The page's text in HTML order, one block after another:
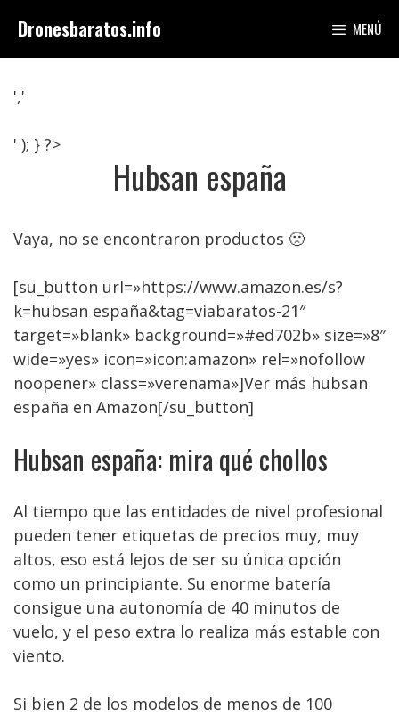
contenido
Dronesbaratos.info MENÚ
','
' ); } ?>
Hubsan españa
Vaya, no se encontraron productos 🙁
[su_button url=»https://www.amazon.es/s?
k=hubsan españa&tag=viabaratos-21″
target=»blank» background=»#ed702b» size=»8″
wide=»yes» icon=»icon:amazon» rel=»nofollow
noopener» class=»verenama»]Ver más hubsan
españa en Amazon[/su_button]
Hubsan españa: mira qué chollos
Al tiempo que las entidades de nivel profesional
pueden tener etiquetas de precios muy, muy
altos, eso está lejos de ser su única opción
como un principiante. Su enorme batería
consigue una autonomía de 40 minutos de
vuelo, y el peso extra lo realiza más estable con
viento.
Si bien 2 de los modelos de menos de 100